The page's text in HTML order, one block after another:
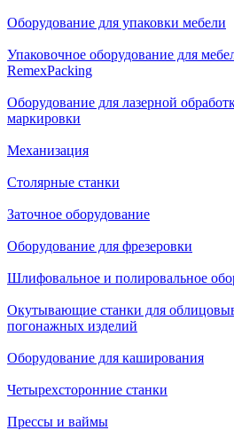
Оборудование для упаковки мебели
Упаковочное оборудование для
RemexPacking
Оборудование для лазерной
маркировки
Механизация
Столярные станки
Заточное оборудование
Оборудование для фрезеровки
Шлифовальное и полировальное
Окутывающие станки для
погонажных изделий
Оборудование для каширования
Четырехсторонние станки
Прессы и ваймы